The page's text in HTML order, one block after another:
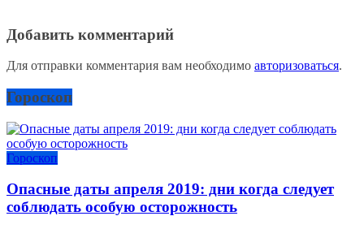
Добавить комментарий
Для отправки комментария вам необходимо авторизоваться.
Гороскоп
Гороскоп
Опасные даты апреля 2019: дни когда следует
соблюдать особую осторожность